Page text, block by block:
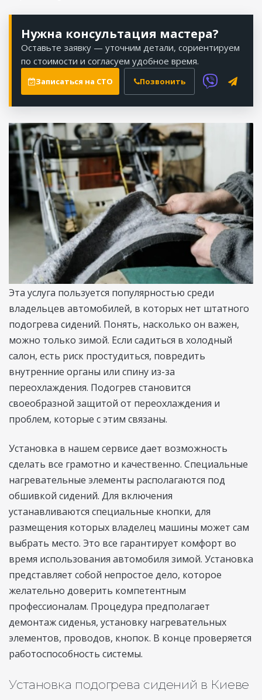
Нужна консультация мастера?
Оставьте заявку — уточним детали, сориентируем
по стоимости и согласуем удобное время.
Записаться на СТО Позвонить
Эта услуга пользуется популярностью среди
владельцев автомобилей, в которых нет штатного
подогрева сидений. Понять, насколько он важен,
можно только зимой. Если садиться в холодный
салон, есть риск простудиться, повредить
внутренние органы или спину из-за
переохлаждения. Подогрев становится
своеобразной защитой от переохлаждения и
проблем, которые с этим связаны.
Установка в нашем сервисе дает возможность
сделать все грамотно и качественно. Специальные
нагревательные элементы располагаются под
обшивкой сидений. Для включения
устанавливаются специальные кнопки, для
размещения которых владелец машины может сам
выбрать место. Это все гарантирует комфорт во
время использования автомобиля зимой. Установка
представляет собой непростое дело, которое
желательно доверить компетентным
профессионалам. Процедура предполагает
демонтаж сиденья, установку нагревательных
элементов, проводов, кнопок. В конце проверяется
работоспособность системы.
Установка подогрева сидений в Киеве